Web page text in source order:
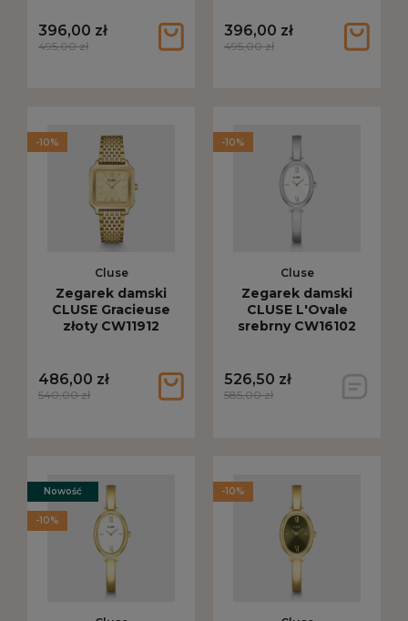
396,00 zł
495,00 zł
396,00 zł
495,00 zł
Cluse
Zegarek damski
CLUSE Gracieuse
złoty CW11912
486,00 zł
540,00 zł
-10%
Cluse
Zegarek damski
CLUSE L'Ovale
srebrny CW16102
526,50 zł
585,00 zł
-10%
Nowość
-10%
-10%